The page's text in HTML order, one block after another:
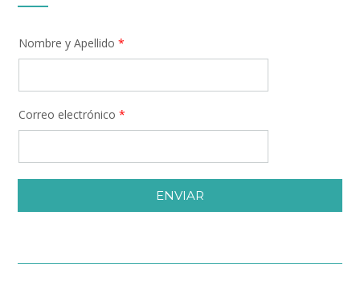
Nombre y Apellido *
Correo electrónico *
ENVIAR